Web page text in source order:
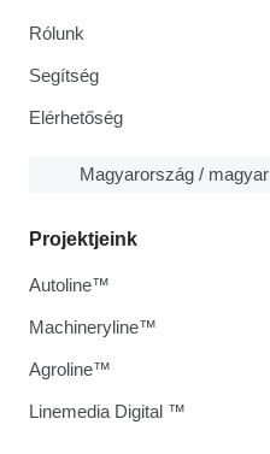
Rólunk
Segítség
Elérhetőség
Magyarország / magyar
Projektjeink
Autoline™
Machineryline™
Agroline™
Linemedia Digital ™